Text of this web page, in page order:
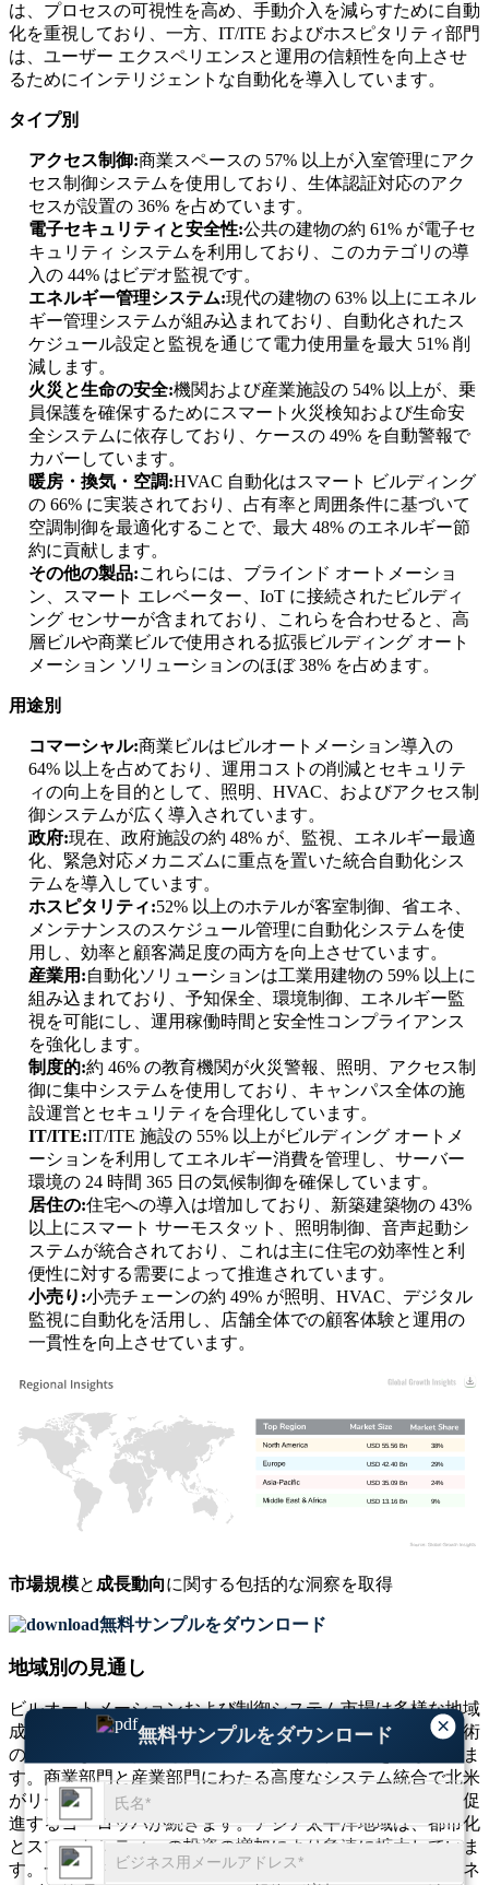
×
無料サンプルをダウンロード
は、プロセスの可視性を高め、手動介入を減らすために自動
化を重視しており、一方、IT/ITE およびホスピタリティ部門
は、ユーザー エクスペリエンスと運用の信頼性を向上させ
るためにインテリジェントな自動化を導入しています。
タイプ別
アクセス制御:商業スペースの 57% 以上が入室管理にアク
セス制御システムを使用しており、生体認証対応のアク
セスが設置の 36% を占めています。
電子セキュリティと安全性:公共の建物の約 61% が電子セ
キュリティ システムを利用しており、このカテゴリの導
入の 44% はビデオ監視です。
エネルギー管理システム:現代の建物の 63% 以上にエネル
ギー管理システムが組み込まれており、自動化されたス
ケジュール設定と監視を通じて電力使用量を最大 51% 削
減します。
火災と生命の安全:機関および産業施設の 54% 以上が、乗
員保護を確保するためにスマート火災検知および生命安
全システムに依存しており、ケースの 49% を自動警報で
カバーしています。
暖房・換気・空調:HVAC 自動化はスマート ビルディング
の 66% に実装されており、占有率と周囲条件に基づいて
空調制御を最適化することで、最大 48% のエネルギー節
約に貢献します。
その他の製品:これらには、ブラインド オートメーショ
ン、スマート エレベーター、IoT に接続されたビルディ
ング センサーが含まれており、これらを合わせると、高
層ビルや商業ビルで使用される拡張ビルディング オート
メーション ソリューションのほぼ 38% を占めます。
用途別
コマーシャル:商業ビルはビルオートメーション導入の
64% 以上を占めており、運用コストの削減とセキュリテ
ィの向上を目的として、照明、HVAC、およびアクセス制
御システムが広く導入されています。
政府:現在、政府施設の約 48% が、監視、エネルギー最適
化、緊急対応メカニズムに重点を置いた統合自動化シス
テムを導入しています。
ホスピタリティ:52% 以上のホテルが客室制御、省エネ、
メンテナンスのスケジュール管理に自動化システムを使
用し、効率と顧客満足度の両方を向上させています。
産業用:自動化ソリューションは工業用建物の 59% 以上に
組み込まれており、予知保全、環境制御、エネルギー監
視を可能にし、運用稼働時間と安全性コンプライアンス
を強化します。
制度的:約 46% の教育機関が火災警報、照明、アクセス制
御に集中システムを使用しており、キャンパス全体の施
設運営とセキュリティを合理化しています。
IT/ITE:IT/ITE 施設の 55% 以上がビルディング オートメ
ーションを利用してエネルギー消費を管理し、サーバー
環境の 24 時間 365 日の気候制御を確保しています。
居住の:住宅への導入は増加しており、新築建築物の 43%
以上にスマート サーモスタット、照明制御、音声起動シ
ステムが統合されており、これは主に住宅の効率性と利
便性に対する需要によって推進されています。
小売り:小売チェーンの約 49% が照明、HVAC、デジタル
監視に自動化を活用し、店舗全体での顧客体験と運用の
一貫性を向上させています。
9%
USD 13.16 Bn
24%
USD 35.09 Bn
29%
USD 42.40 Bn
38%
USD 55.56 Bn
市場規模と 成長動向に関する包括的な洞察を取得
無料サンプルをダウンロード
地域別の見通し
ビルオートメーションおよび制御システム市場は多様な地域
成長を示しており、各地域はインフラ開発、規制基準、技術
の浸透によって促進される独自の採用パターンを示していま
す。商業部門と産業部門にわたる高度なシステム統合で北米
がリードし、次に持続可能性目標を掲げて自動化の導入を促
進するヨーロッパが続きます。アジア太平洋地域は、都市化
とスマートシティへの投資の増加により急速に拡大していま
す。一方、中東およびアフリカ地域では商業インフラやエネ